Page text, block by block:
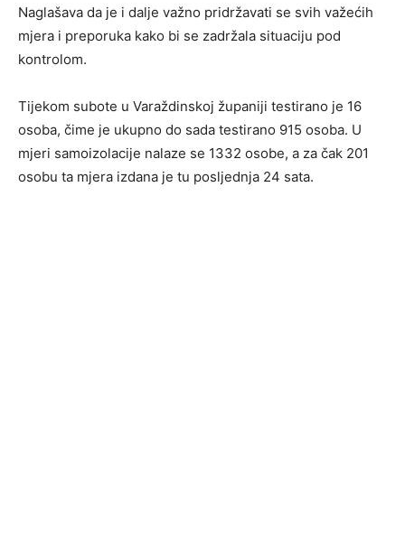
Naglašava da je i dalje važno pridržavati se svih važećih
mjera i preporuka kako bi se zadržala situaciju pod
kontrolom.
Tijekom subote u Varaždinskoj županiji testirano je 16
osoba, čime je ukupno do sada testirano 915 osoba. U
mjeri samoizolacije nalaze se 1332 osobe, a za čak 201
osobu ta mjera izdana je tu posljednja 24 sata.